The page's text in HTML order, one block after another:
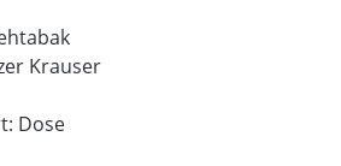
Krauser
Dose